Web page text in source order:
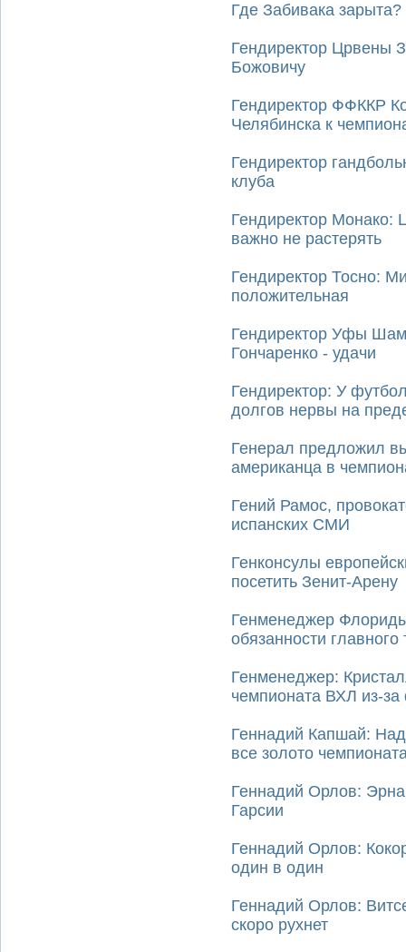
Где Забивака
Гендиректор Црвены
Божовичу
Гендиректор ФФККР
Челябинска к
Гендиректор
клуба
Гендиректор Монако:
важно не растерять
Гендиректор Тосно:
положительная
Гендиректор Уфы
Гончаренко - удачи
Гендиректор: У
долгов нервы на
Генерал предложил
американца в
Гений Рамос,
испанских СМИ
Генконсулы
посетить Зенит-Арену
Генменеджер
обязанности главного
Генменеджер:
чемпионата ВХЛ из-
Геннадий Капшай:
все золото
Геннадий Орлов:
Гарсии
Геннадий Орлов:
один в один
Геннадий Орлов:
скоро рухнет